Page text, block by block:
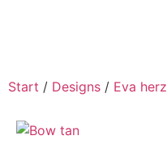
Start / Designs / Eva herz